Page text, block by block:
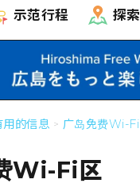
示范行程 探索
辑
列表
艺术
范行程
列表
索
用的信息 广岛免费Wi-Fi
Wi-Fi区